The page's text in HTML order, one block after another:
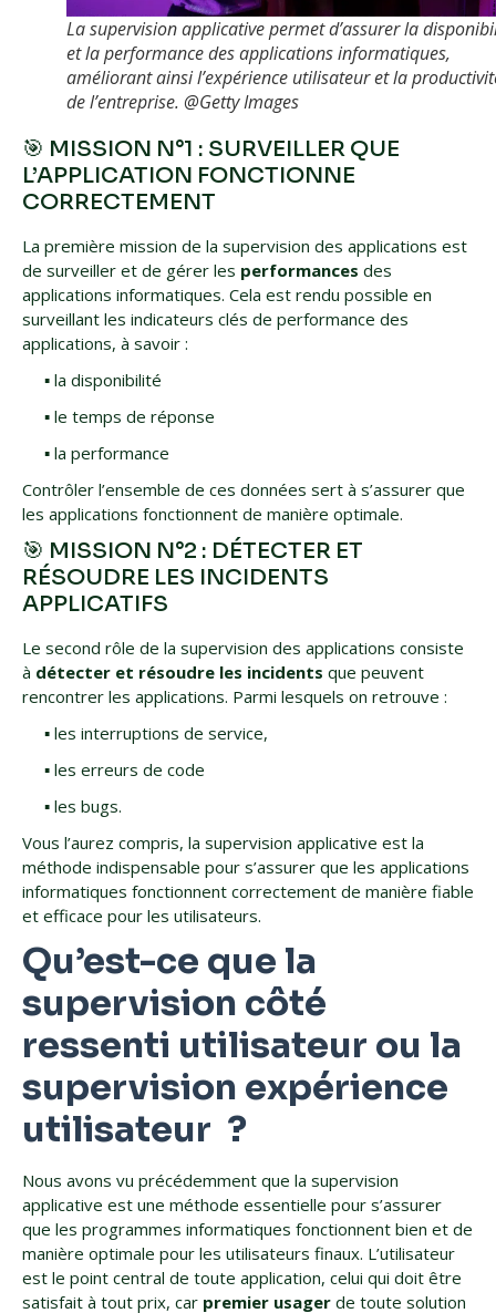
La supervision applicative permet d’assurer la
et la performance des applications informatiques,
améliorant ainsi l’expérience utilisateur et la
de l’entreprise. @Getty Images
🎯 MISSION N°1 : SURVEILLER QUE
L’APPLICATION FONCTIONNE
CORRECTEMENT
La première mission de la supervision des applications est
de surveiller et de gérer les performances des
applications informatiques. Cela est rendu possible en
surveillant les indicateurs clés de performance des
applications, à savoir :
▪️ la disponibilité
▪️ le temps de réponse
▪️ la performance
Contrôler l’ensemble de ces données sert à s’assurer que
les applications fonctionnent de manière optimale.
🎯 MISSION N°2 : DÉTECTER ET
RÉSOUDRE LES INCIDENTS
APPLICATIFS
Le second rôle de la supervision des applications consiste
à détecter et résoudre les incidents que peuvent
rencontrer les applications. Parmi lesquels on retrouve :
▪️ les interruptions de service,
▪️ les erreurs de code
▪️ les bugs.
Vous l’aurez compris, la supervision applicative est la
méthode indispensable pour s’assurer que les applications
informatiques fonctionnent correctement de manière fiable
et efficace pour les utilisateurs.
Qu’est-ce que la
supervision côté
ressenti utilisateur ou la
supervision expérience
utilisateur ?
Nous avons vu précédemment que la supervision
applicative est une méthode essentielle pour s’assurer
que les programmes informatiques fonctionnent bien et de
manière optimale pour les utilisateurs finaux. L’utilisateur
est le point central de toute application, celui qui doit être
satisfait à tout prix, car premier usager de toute solution